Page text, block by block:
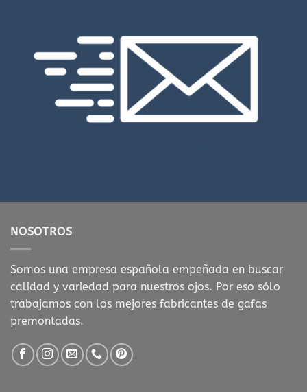
NOSOTROS
Somos una empresa española empeñada en buscar
calidad y variedad para nuestros ojos. Por eso sólo
trabajamos con los mejores fabricantes de gafas
premontadas.